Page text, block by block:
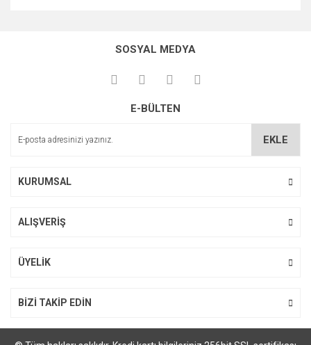
kullanarak tarafımıza iletebilirsiniz.
Görüş ve önerileriniz için teşekkür ederiz.
Ürün açıklamasında eksik bilgiler bulunuyor.
SOSYAL MEDYA
E-BÜLTEN
EKLE
KURUMSAL
ALIŞVERİŞ
ÜYELİK
BİZİ TAKİP EDİN